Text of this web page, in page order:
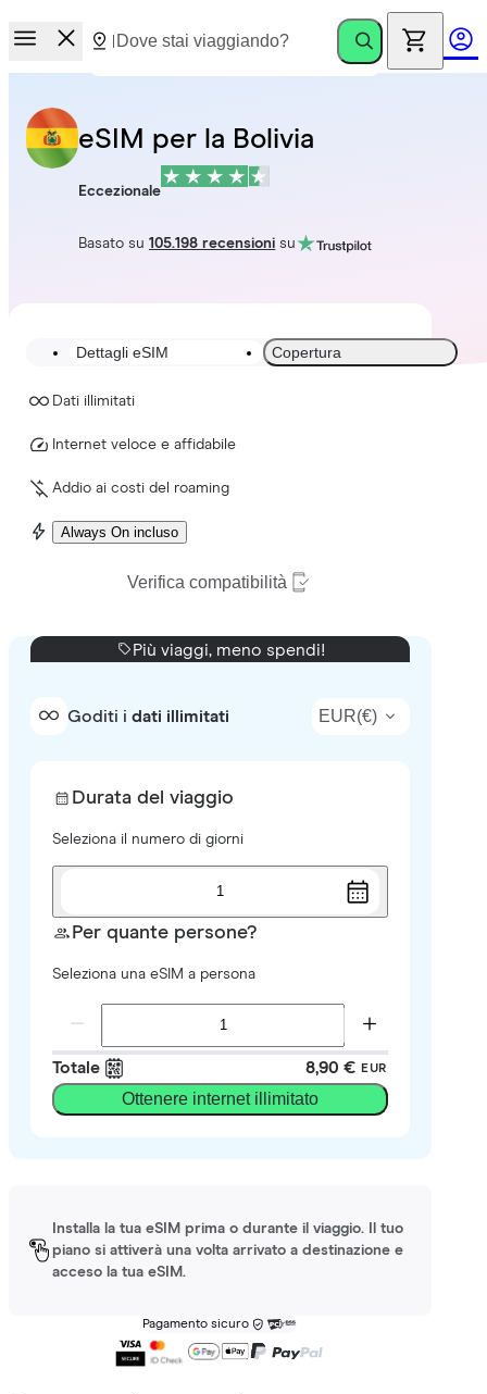
eSIM per la Bolivia
Eccezionale
Basato su105.198 recensioni su
Dettagli eSIM Copertura
Dati illimitati
Internet veloce e affidabile
Addio ai costi del roaming
Always On incluso
Verifica compatibilità
Più viaggi, meno spendi!
Goditi i dati illimitati EUR(€)
Durata del viaggio
Seleziona il numero di giorni
1
Per quante persone?
Seleziona una eSIM a persona
Totale 8,90 € EUR
Ottenere internet illimitato
Installa la tua eSIM prima o durante il viaggio. Il tuo
piano si attiverà una volta arrivato a destinazione e
acceso la tua eSIM.
Pagamento sicuro